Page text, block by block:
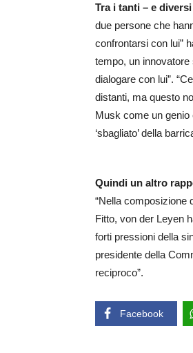
Tra i tanti – e
due persone che
confrontarsi con lui”
tempo, un
dialogare con lui”.
distanti, ma questo
Musk come un
‘sbagliato’ della
Quindi un altro
“Nella composizione
Fitto, von der Leyen
forti pressioni della
presidente della
reciproco”.
Facebook